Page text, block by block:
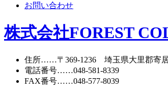
お問い合わせ
株式会社FOREST
住所……〒369-1236 埼玉県大里郡寄居
電話番号……048-581-8339
FAX番号……048-577-8039